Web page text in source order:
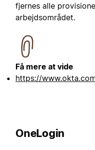
fjernes alle
arbejdsområdet.
Få mere at vide
https://
OneLogin